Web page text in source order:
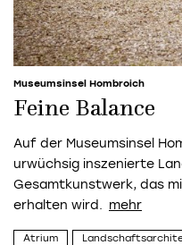
Museumsinsel Hombroich
Feine Balance
Auf der Museumsinsel
urwüchsig inszenierte
Gesamtkunstwerk, das
erhalten wird.
Atrium